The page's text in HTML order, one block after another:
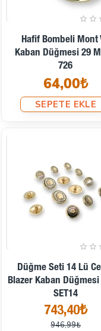
Hafif Bombeli Mont
Kaban Düğmesi 29
726
64,00₺
SEPETE EKLE
Düğme Seti 14 Lü
Blazer Kaban Düğmesi
SET14
743,40₺
946,99₺